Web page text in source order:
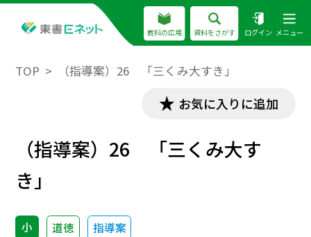
教科の広場 資料をさがす ログイン メニュー
TOP （指導案）26 「三くみ大すき」
お気に入りに追加
（指導案）26 「三くみ大す
き」
小 道徳 指導案